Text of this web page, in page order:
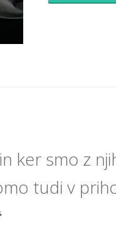
ker smo z
tudi v